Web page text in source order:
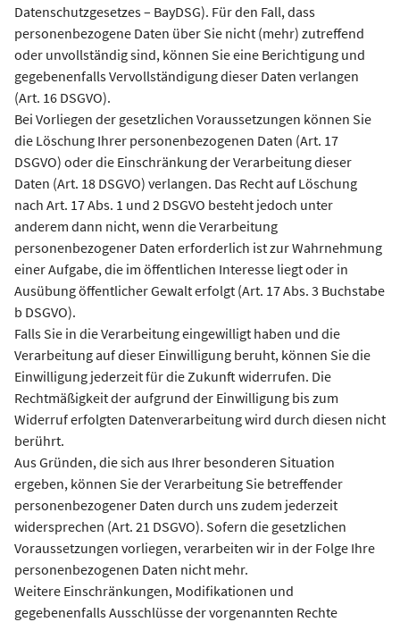
Datenschutzgesetzes – BayDSG). Für den Fall, dass
personenbezogene Daten über Sie nicht (mehr) zutreffend
oder unvollständig sind, können Sie eine Berichtigung und
gegebenenfalls Vervollständigung dieser Daten verlangen
(Art. 16 DSGVO).
Bei Vorliegen der gesetzlichen Voraussetzungen können Sie
die Löschung Ihrer personenbezogenen Daten (Art. 17
DSGVO) oder die Einschränkung der Verarbeitung dieser
Daten (Art. 18 DSGVO) verlangen. Das Recht auf Löschung
nach Art. 17 Abs. 1 und 2 DSGVO besteht jedoch unter
anderem dann nicht, wenn die Verarbeitung
personenbezogener Daten erforderlich ist zur Wahrnehmung
einer Aufgabe, die im öffentlichen Interesse liegt oder in
Ausübung öffentlicher Gewalt erfolgt (Art. 17 Abs. 3 Buchstabe
b DSGVO).
Falls Sie in die Verarbeitung eingewilligt haben und die
Verarbeitung auf dieser Einwilligung beruht, können Sie die
Einwilligung jederzeit für die Zukunft widerrufen. Die
Rechtmäßigkeit der aufgrund der Einwilligung bis zum
Widerruf erfolgten Datenverarbeitung wird durch diesen nicht
berührt.
Aus Gründen, die sich aus Ihrer besonderen Situation
ergeben, können Sie der Verarbeitung Sie betreffender
personenbezogener Daten durch uns zudem jederzeit
widersprechen (Art. 21 DSGVO). Sofern die gesetzlichen
Voraussetzungen vorliegen, verarbeiten wir in der Folge Ihre
personenbezogenen Daten nicht mehr.
Weitere Einschränkungen, Modifikationen und
gegebenenfalls Ausschlüsse der vorgenannten Rechte